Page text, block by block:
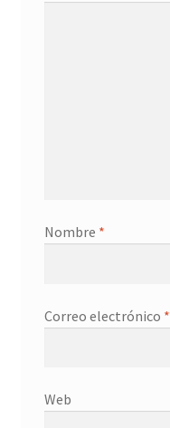
Nombre *
Correo electrónico *
Web